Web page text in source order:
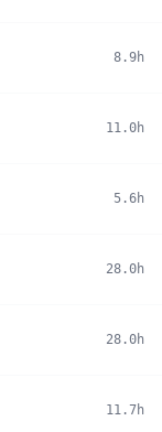
8.9h
11.0h
5.6h
28.0h
28.0h
11.7h